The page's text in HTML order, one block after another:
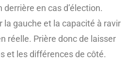
en cas d’élection.
la gauche et la capacité à ravir
réelle. Prière donc de laisser
et les différences de côté.